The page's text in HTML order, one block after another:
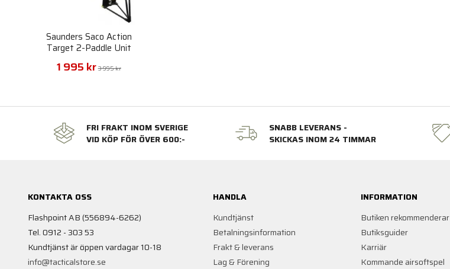
Saunders Saco Action
Target 2-Paddle Unit
1 995 kr 3 995 kr
FRI FRAKT INOM SVERIGE
VID KÖP FÖR ÖVER 600:-
SNABB LEVERANS -
SKICKAS INOM 24 TIMMAR
KONTAKTA OSS
Flashpoint AB (556894-6262)
Tel. 0912 - 303 53
Kundtjänst är öppen vardagar 10-18
info@tacticalstore.se
HANDLA
Kundtjänst
Betalningsinformation
Frakt & leverans
Lag & Förening
INFORMATION
Butiken rekommenderar
Butiksguider
Karriär
Kommande airsoftspel